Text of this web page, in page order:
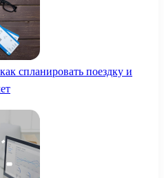
спланировать поездку и